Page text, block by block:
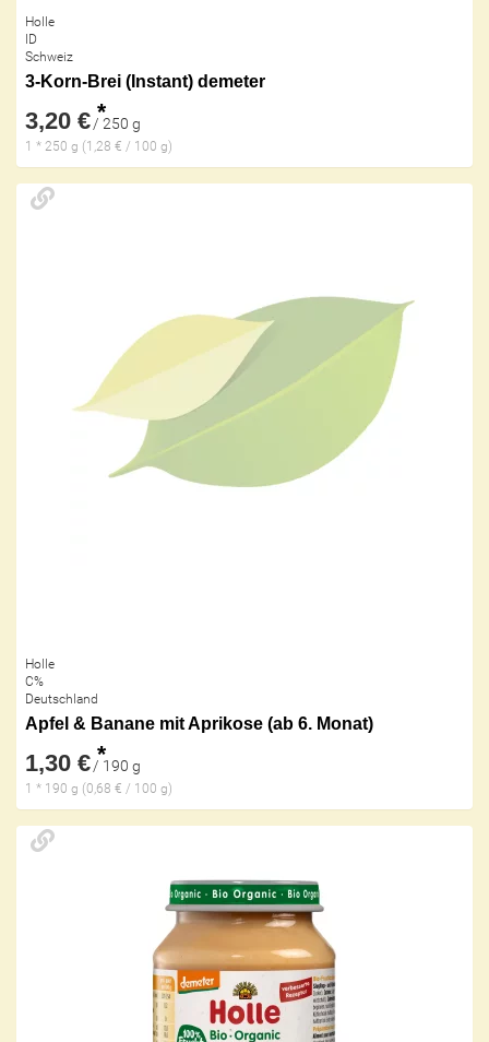
Holle
ID
Schweiz
3-Korn-Brei (Instant) demeter
3,20 € *
/ 250 g
1 * 250 g (1,28 € / 100 g)
Holle
C%
Deutschland
Apfel & Banane mit Aprikose (ab 6. Monat)
1,30 € *
/ 190 g
1 * 190 g (0,68 € / 100 g)